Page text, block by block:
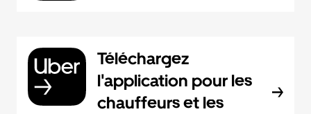
Téléchargez
l'application pour les
chauffeurs et les